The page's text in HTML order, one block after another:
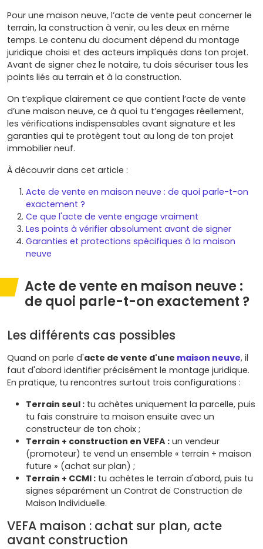
Pour une maison neuve, l’acte de vente peut concerner le
terrain, la construction à venir, ou les deux en même
temps. Le contenu du document dépend du montage
juridique choisi et des acteurs impliqués dans ton projet.
Avant de signer chez le notaire, tu dois sécuriser tous les
points liés au terrain et à la construction.
On t’explique clairement ce que contient l’acte de vente
d’une maison neuve, ce à quoi tu t’engages réellement,
les vérifications indispensables avant signature et les
garanties qui te protègent tout au long de ton projet
immobilier neuf.
À découvrir dans cet article :
Acte de vente en maison neuve : de quoi parle-t-on
exactement ?
Ce que l'acte de vente engage vraiment
Les points à vérifier absolument avant de signer
Garanties et protections spécifiques à la maison
neuve
Acte de vente en maison neuve :
de quoi parle-t-on exactement ?
Les différents cas possibles
Quand on parle d'acte de vente d'une maison neuve, il
faut d'abord identifier précisément le montage juridique.
En pratique, tu rencontres surtout trois configurations :
Terrain seul : tu achètes uniquement la parcelle, puis
tu fais construire ta maison ensuite avec un
constructeur de ton choix ;
Terrain + construction en VEFA : un vendeur
(promoteur) te vend un ensemble « terrain + maison
future » (achat sur plan) ;
Terrain + CCMI : tu achètes le terrain d'abord, puis tu
signes séparément un Contrat de Construction de
Maison Individuelle.
VEFA maison : achat sur plan, acte
avant construction